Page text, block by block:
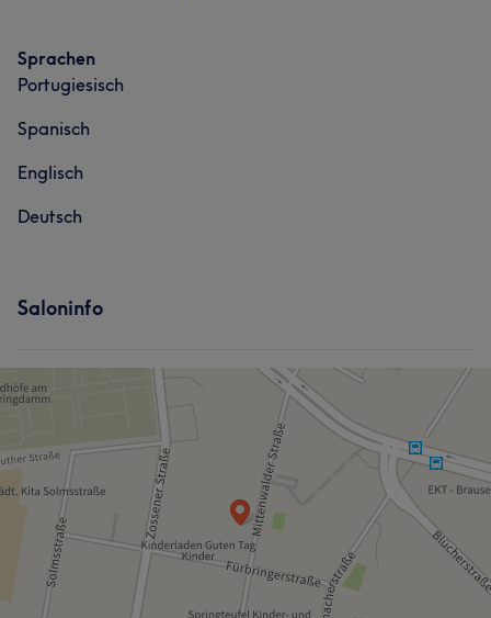
Sprachen
Portugiesisch
Spanisch
Englisch
Deutsch
Saloninfo